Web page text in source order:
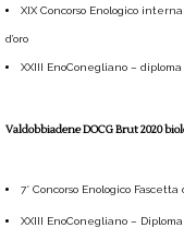
XIX Concorso Enologico
d’oro
XXIII EnoConegliano –
Valdobbiadene DOCG Brut 2020
7° Concorso Enologico
XXIII EnoConegliano –